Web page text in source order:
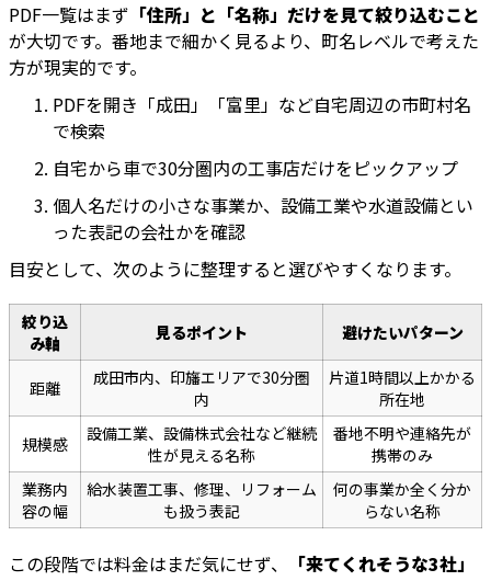
PDF一覧はまず 「住所」と「名称」だけを見て絞り込むこと
が大切です。番地まで細かく見るより、町名レベルで考えた
方が現実的です。
PDFを開き「成田」「富里」など自宅周辺の市町村名
で検索
自宅から車で30分圏内の工事店だけをピックアップ
個人名だけの小さな事業か、設備工業や水道設備とい
った表記の会社かを確認
目安として、次のように整理すると選びやすくなります。
絞り込
み軸
見るポイント 避けたいパターン
距離
成田市内、印旛エリアで30分圏
内
片道1時間以上かかる
所在地
規模感
設備工業、設備株式会社など継続
性が見える名称
番地不明や連絡先が
携帯のみ
業務内
容の幅
給水装置工事、修理、リフォーム
も扱う表記
何の事業か全く分か
らない名称
この段階では料金はまだ気にせず、
「来てくれそうな3社」